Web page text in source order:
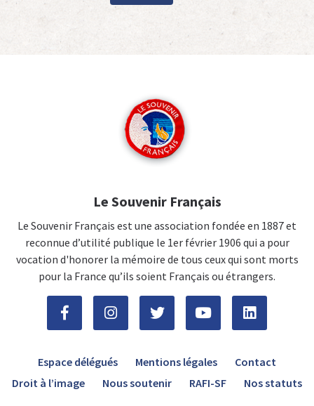
Le Souvenir Français
Le Souvenir Français est une association fondée en 1887 et
reconnue d’utilité publique le 1er février 1906 qui a pour
vocation d'honorer la mémoire de tous ceux qui sont morts
pour la France qu’ils soient Français ou étrangers.
Espace délégués Mentions légales
Contact
Droit à l’image
Nous soutenir RAFI-SF Nos statuts